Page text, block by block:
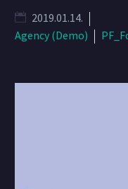
2019.01.14.
Agency (Demo)